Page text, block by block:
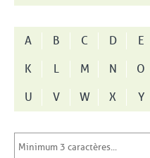
A B C D E
K
L M N O
U
V W X Y